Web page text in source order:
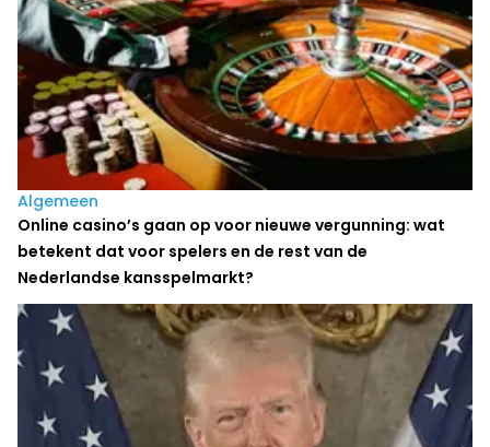
Algemeen
Online casino’s gaan op voor nieuwe vergunning: wat
betekent dat voor spelers en de rest van de
Nederlandse kansspelmarkt?